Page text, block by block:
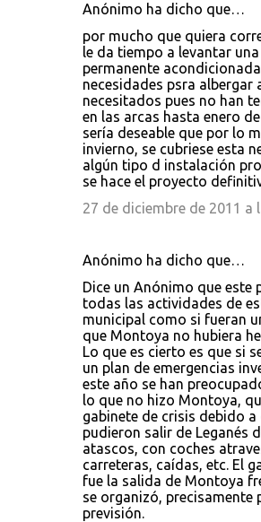
Anónimo ha dicho que…
por mucho que quiera
le da tiempo a levantar
permanente
necesidades psra albergar
necesitados pues no han
en las arcas hasta enero
sería deseable que por lo
invierno, se cubriese esta
algún tipo d instalación
se hace el proyecto
27 de diciembre de 2011 a
Anónimo ha dicho que…
Dice un Anónimo que este
todas las actividades de
municipal como si fueran
que Montoya no hubiera
Lo que es cierto es que si
un plan de emergencias
este año se han
lo que no hizo Montoya,
gabinete de crisis debido
pudieron salir de Leganés
atascos, con coches
carreteras, caídas, etc. El
fue la salida de Montoya
se organizó, precisamente
previsión.